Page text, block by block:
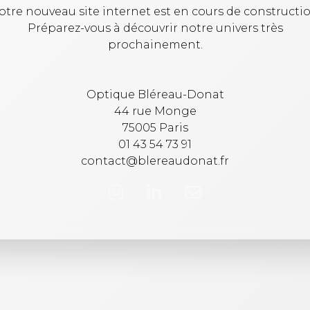
nouveau site internet est en cours de
Préparez-vous à découvrir notre univers très
prochainement.
Optique Bléreau-Donat
44 rue Monge
75005 Paris
01 43 54 73 91
contact@blereaudonat.fr